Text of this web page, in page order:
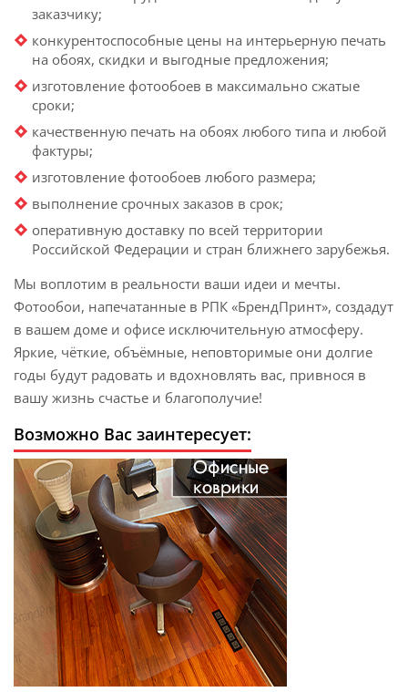
заказчику;
конкурентоспособные цены на интерьерную печать
на обоях, скидки и выгодные предложения;
изготовление фотообоев в максимально сжатые
сроки;
качественную печать на обоях любого типа и любой
фактуры;
изготовление фотообоев любого размера;
выполнение срочных заказов в срок;
оперативную доставку по всей территории
Российской Федерации и стран ближнего зарубежья.
Мы воплотим в реальности ваши идеи и мечты.
Фотообои, напечатанные в РПК «БрендПринт», создадут
в вашем доме и офисе исключительную атмосферу.
Яркие, чёткие, объёмные, неповторимые они долгие
годы будут радовать и вдохновлять вас, привнося в
вашу жизнь счастье и благополучие!
Возможно Вас заинтересует: